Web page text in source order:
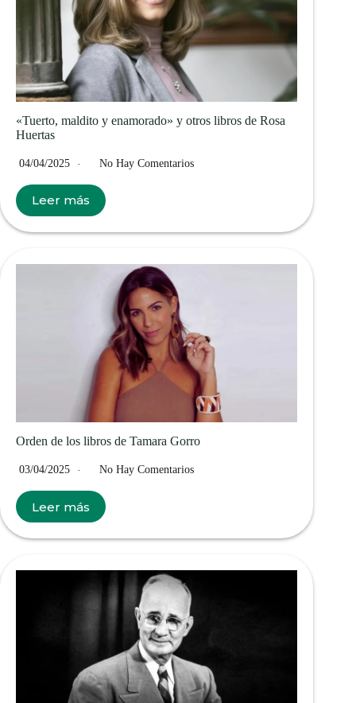
«Tuerto, maldito y enamorado» y otros libros de Rosa
Huertas
04/04/2025 No Hay Comentarios
Leer más
Orden de los libros de Tamara Gorro
03/04/2025 No Hay Comentarios
Leer más